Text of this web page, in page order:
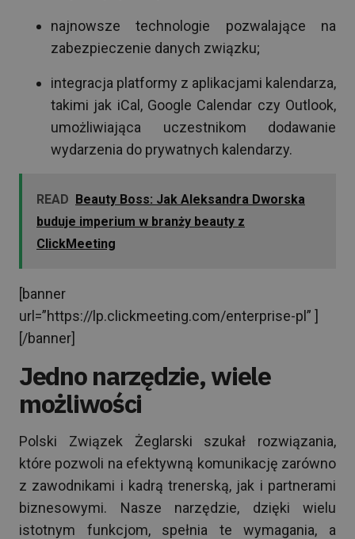
najnowsze technologie pozwalające na
zabezpieczenie danych związku;
integracja platformy z aplikacjami kalendarza,
takimi jak iCal, Google Calendar czy Outlook,
umożliwiająca uczestnikom dodawanie
wydarzenia do prywatnych kalendarzy.
READ Beauty Boss: Jak Aleksandra Dworska
buduje imperium w branży beauty z
ClickMeeting
[banner
url=”https://lp.clickmeeting.com/enterprise-pl” ]
[/banner]
Jedno narzędzie, wiele
możliwości
Polski Związek Żeglarski szukał rozwiązania,
które pozwoli na efektywną komunikację zarówno
z zawodnikami i kadrą trenerską, jak i partnerami
biznesowymi. Nasze narzędzie, dzięki wielu
istotnym funkcjom, spełnia te wymagania, a